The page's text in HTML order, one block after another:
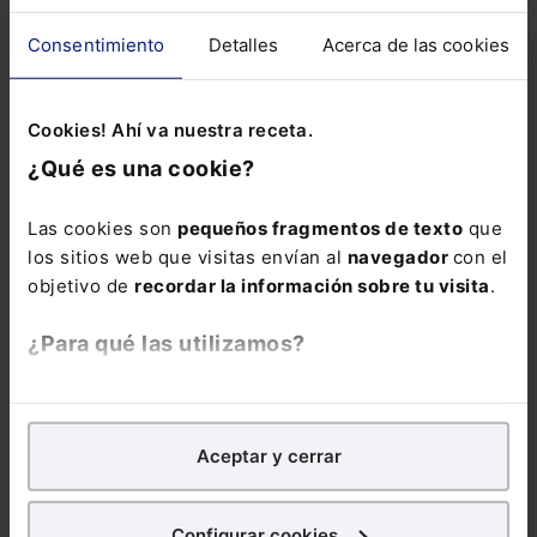
Consentimiento Detalles Acerca de las cookies
Cookies! Ahí va nuestra receta.
¿Qué es una cookie?
Las cookies son pequeños fragmentos de texto que
los sitios web que visitas envían al navegador con el
objetivo de recordar la información sobre tu visita.
¿Para qué las utilizamos?
analíticospara tratar demejorar tu experienciaen
nuestra página web. También con fines publicitarios,
para poder mostrarte publicidad y contenidos de tu
Aceptar y cerrar
Reducción del 90% de las emisiones netas
de GEI para 2040
climática de la Unión Europea para 2050.
Lefebvre